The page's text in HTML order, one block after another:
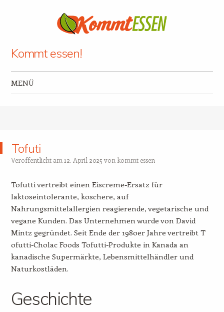
Kommt essen!
MENÜ
Tofuti
Veröffentlicht am 12. April 2025 von kommt essen
Tofutti vertreibt einen Eiscreme-Ersatz für
laktoseintolerante, koschere, auf
Nahrungsmittelallergien reagierende, vegetarische und
vegane Kunden. Das Unternehmen wurde von David
Mintz gegründet. Seit Ende der 1980er Jahre vertreibt T
ofutti-Cholac Foods Tofutti-Produkte in Kanada an
kanadische Supermärkte, Lebensmittelhändler und
Naturkostläden.
Geschichte